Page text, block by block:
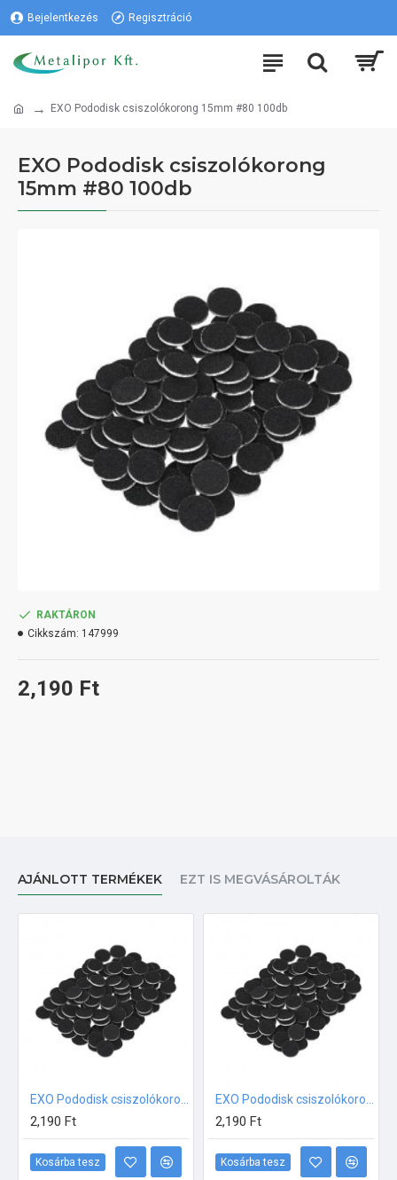
Bejelentkezés Regisztráció
EXO Pododisk csiszolókorong 15mm #80 100db
EXO Pododisk csiszolókorong
15mm #80 100db
2,190 Ft
RAKTÁRON
Cikkszám: 147999
AJÁNLOTT TERMÉKEK EZT IS MEGVÁSÁROLTÁK
2,190 Ft
Kosárba tesz
2,190 Ft
Kosárba tesz